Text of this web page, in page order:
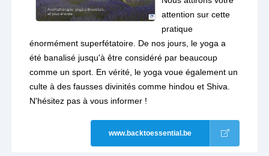
attention sur cette
pratique
énormément superfétatoire. De nos jours, le yoga a
été banalisé jusqu'à être considéré par beaucoup
comme un sport. En vérité, le yoga voue également un
culte à des fausses divinités comme hindou et Shiva.
N'hésitez pas à vous informer !
www.backtoessential.be